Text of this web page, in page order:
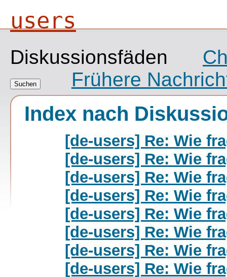
users
Diskussionsfäden
Frühere
Index nach
[de-users] Re: Wie
[de-users] Re: Wie
[de-users] Re: Wie
[de-users] Re: Wie
[de-users] Re: Wie
[de-users] Re: Wie
[de-users] Re: Wie
[de-users] Re: Wie